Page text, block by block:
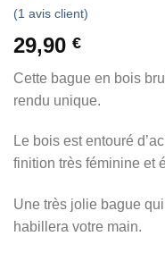
Noté
1
sur
5
sur
1
notation
client
(1 avis client)
29,90 €
Cette bague en bois
rendu unique.
Le bois est entouré
finition très féminine et
Une très jolie bague
habillera votre main.